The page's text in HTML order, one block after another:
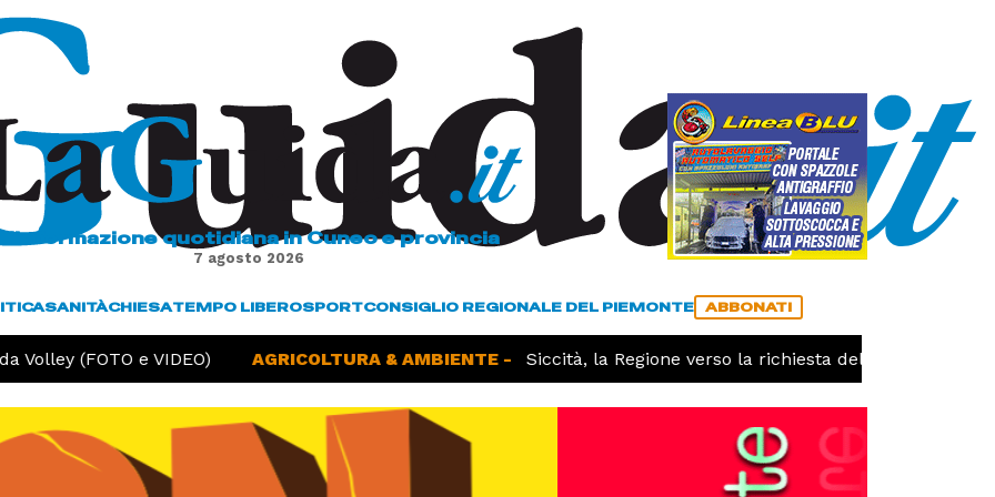
L'informazione quotidiana in Cuneo e provincia
7 agosto 2026
SANITÀCHIESATEMPO LIBEROSPORTCONSIGLIO REGIONALE DEL PIEMONTE ABBONATI
(FOTO e VIDEO) AGRICOLTURA & AMBIENTE - Siccità, la Regione verso la richiesta dello stato di